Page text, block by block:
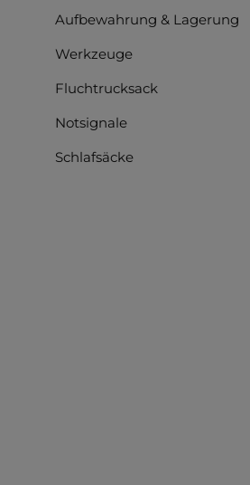
Aufbewahrung & Lagerung
Werkzeuge
Fluchtrucksack
Notsignale
Schlafsäcke